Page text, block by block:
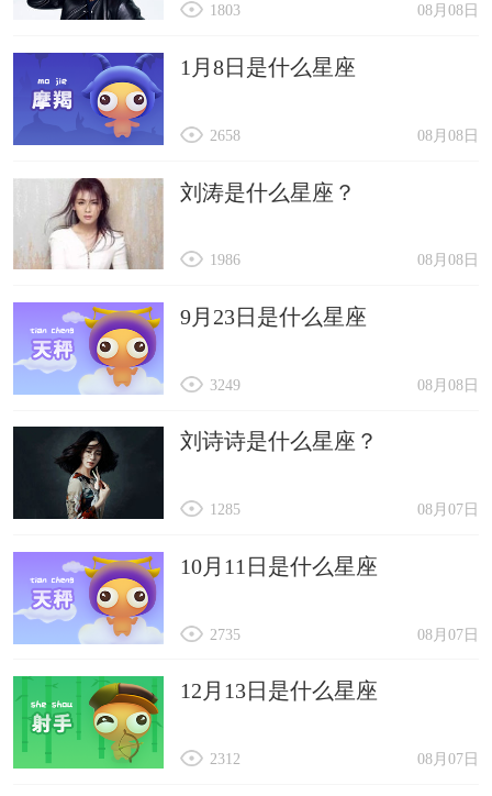
08月08日
1803
1月8日是什么星座
08月08日
2658
刘涛是什么星座？
08月08日
1986
9月23日是什么星座
08月08日
3249
刘诗诗是什么星座？
08月07日
1285
10月11日是什么星座
08月07日
2735
12月13日是什么星座
08月07日
2312